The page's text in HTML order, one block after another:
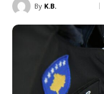
By K.B.